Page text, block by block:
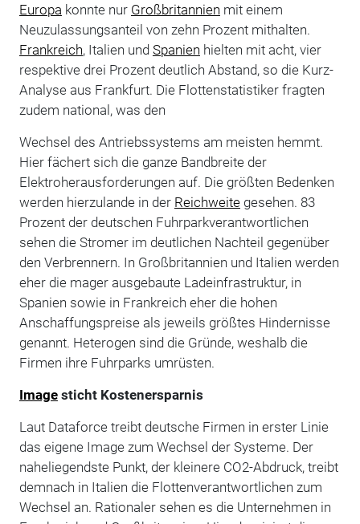
Europa konnte nur Großbritannien mit einem
Neuzulassungsanteil von zehn Prozent mithalten.
Frankreich, Italien und Spanien hielten mit acht, vier
respektive drei Prozent deutlich Abstand, so die Kurz-
Analyse aus Frankfurt. Die Flottenstatistiker fragten
zudem national, was den
Wechsel des Antriebssystems am meisten hemmt.
Hier fächert sich die ganze Bandbreite der
Elektroherausforderungen auf. Die größten Bedenken
werden hierzulande in der Reichweitegesehen. 83
Prozent der deutschen Fuhrparkverantwortlichen
sehen die Stromer im deutlichen Nachteil gegenüber
den Verbrennern. In Großbritannien und Italien werden
eher die mager ausgebaute Ladeinfrastruktur, in
Spanien sowie in Frankreich eher die hohen
Anschaffungspreise als jeweils größtes Hindernisse
genannt. Heterogen sind die Gründe, weshalb die
Firmen ihre Fuhrparks umrüsten.
Imagesticht Kostenersparnis
Laut Dataforce treibt deutsche Firmen in erster Linie
das eigene Image zum Wechsel der Systeme. Der
naheliegendste Punkt, der kleinere CO2-Abdruck, treibt
demnach in Italien die Flottenverantwortlichen zum
Wechsel an. Rationaler sehen es die Unternehmen in